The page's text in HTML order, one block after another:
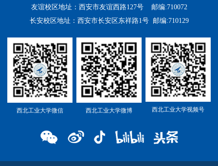
友谊校区地址：西安市友谊西路127号 邮编:710072
长安校区地址：西安市长安区东祥路1号 邮编:710129
西北工业大学微信 西北工业大学微博 西北工业大学视频号